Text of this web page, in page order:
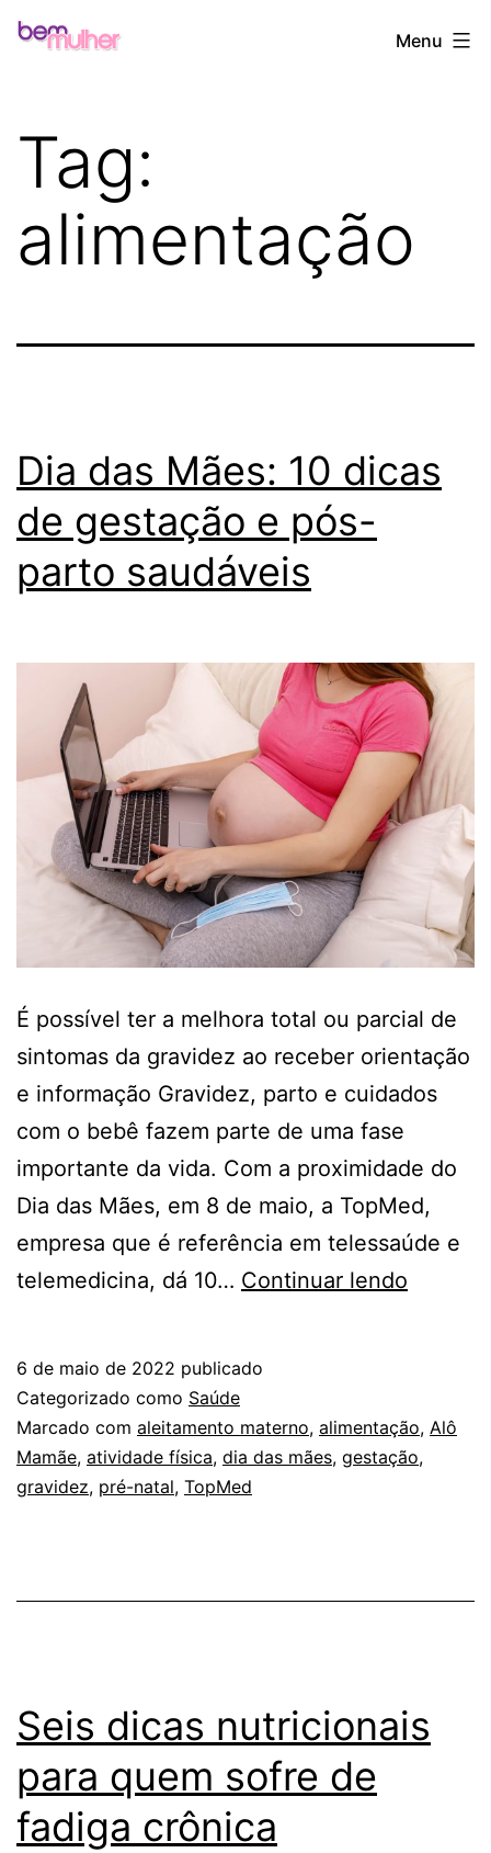
Pular
conteúdo
Bem
Menu
Tag:
alimentação
Dia das Mães: 10 dicas
de gestação e pós-
parto saudáveis
É possível ter a melhora total ou parcial de
sintomas da gravidez ao receber orientação
e informação Gravidez, parto e cuidados
com o bebê fazem parte de uma fase
importante da vida. Com a proximidade do
Dia das Mães, em 8 de maio, a TopMed,
empresa que é referência em telessaúde e
telemedicina, dá 10… Continuar lendo
dicas
de
6 de maio de 2022 publicado
Categorizado como Saúde
Marcado com aleitamento materno, alimentação, Alô
Mamãe, atividade física, dia das mães, gestação,
gravidez, pré-natal, TopMed
Seis dicas nutricionais
para quem sofre de
fadiga crônica